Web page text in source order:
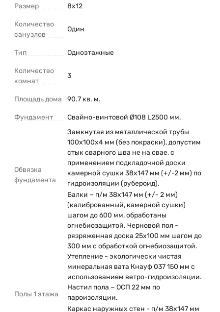
Размер 8х12
Количество
санузлов
Один
Тип Одноэтажные
Количество
комнат
3
Площадь дома 90.7 кв. м.
Фундамент Свайно-винтовой Ø108 L2500 мм.
Обвязка
фундамента
Замкнутая из металлической трубы
100х100х4 мм (без покраски), допустим
стык сварного шва не на свае, с
применением подкладочной доски
камерной сушки 38х147 мм (+/-2 мм) по
гидроизоляции (рубероид).
Полы 1 этажа
Балки − п/м 38х147 мм (+/- 2 мм)
(калиброванный, камерной сушки)
шагом до 600 мм, обработаны
огнебиозащитой. Черновой пол -
рязряженная доска 25х100 мм шагом до
300 мм с обработкой огнебиозащитой.
Утепление - экологически чистая
минеральная вата Кнауф 037 150 мм с
использованием ветро-гидроизоляции.
Настил пола − ОСП 22 мм по
пароизоляции.
Каркас наружных стен - п/м 38х147 мм